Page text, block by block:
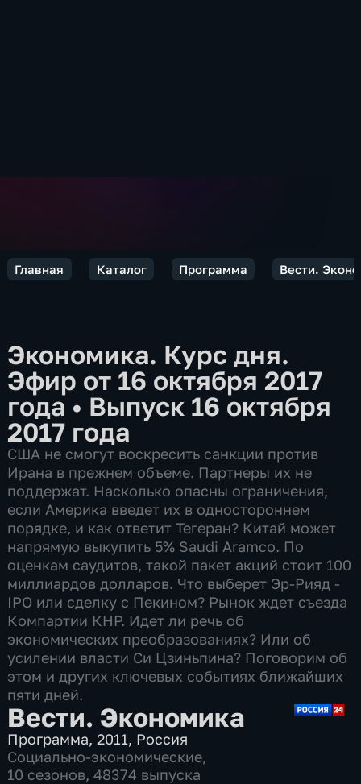
Главная Каталог Программа Вести.
Экономика. Курс дня.
Эфир от 16 октября 2017
года • Выпуск 16 октября
2017 года
США не смогут воскресить санкции против
Ирана в прежнем объеме. Партнеры их не
поддержат. Насколько опасны ограничения,
если Америка введет их в одностороннем
порядке, и как ответит Тегеран? Китай может
напрямую выкупить 5% Saudi Aramco. По
оценкам саудитов, такой пакет акций стоит 100
миллиардов долларов. Что выберет Эр-Рияд -
IPO или сделку с Пекином? Рынок ждет съезда
Компартии КНР. Идет ли речь об
экономических преобразованиях? Или об
усилении власти Си Цзиньпина? Поговорим об
этом и других ключевых событиях ближайших
пяти дней.
Вести. Экономика
Программа,2011, Россия
Социально-экономические,
10 сезонов, 48374 выпуска